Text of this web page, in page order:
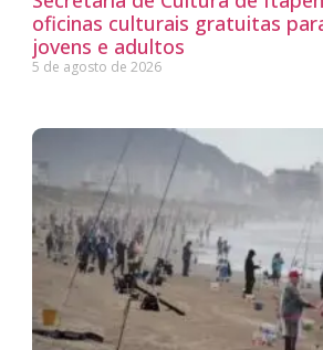
oficinas culturais gratuitas
jovens e adultos
5 de agosto de 2026